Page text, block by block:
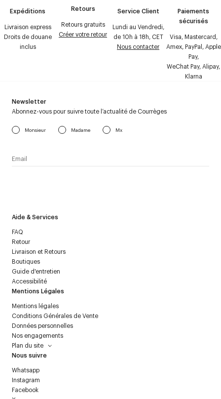
Expéditions
Livraison express
Droits de douane
inclus
Retours
Retours gratuits
Créer votre retour
Service Client
Lundi au Vendredi,
de 10h à 18h, CET
Nous contacter
Paiements
sécurisés
Visa, Mastercard,
Amex, PayPal, Apple
Pay,
WeChat Pay, Alipay,
Klarna
Aide & Services
FAQ
Retour
Livraison et Retours
Boutiques
Guide d'entretien
Accessibilité
Mentions Légales
Mentions légales
Conditions Générales de Vente
Données personnelles
Nos engagements
Plan du site
Nous suivre
Whatsapp
Instagram
Facebook
Newsletter
Abonnez-vous pour suivre toute l’actualité de Courrèges
Monsieur Madame Mx